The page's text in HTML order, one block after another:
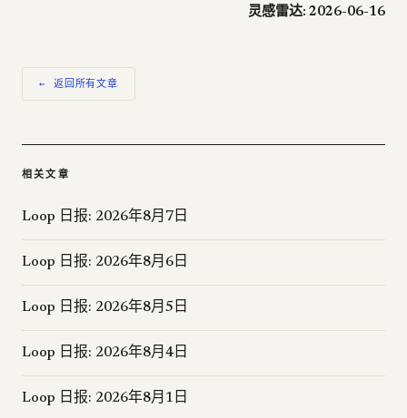
灵感雷达: 2026-06-16
← 返回所有文章
相关文章
Loop 日报: 2026年8月7日
Loop 日报: 2026年8月6日
Loop 日报: 2026年8月5日
Loop 日报: 2026年8月4日
Loop 日报: 2026年8月1日